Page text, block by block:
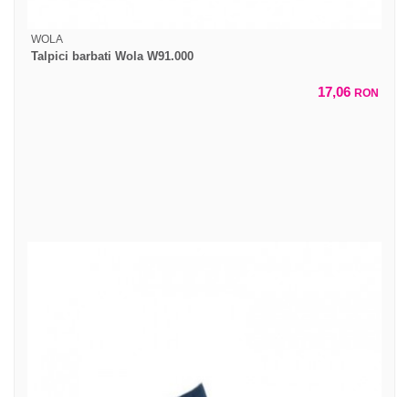
WOLA
Talpici barbati Wola W91.000
17,06 RON